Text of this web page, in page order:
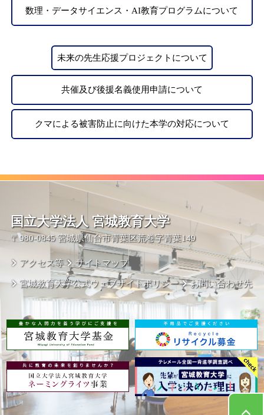
数理・データサイエンス・AI教育プログラムについて
未来の先生応援プロジェクトについて
共催及び後援名義使用申請について
クマによる被害防止に向けた本学の対応について
国立大学法人 宮城教育大学
〒980-0845 宮城県仙台市青葉区荒巻字青葉149
アクセス等 サイトマップ
宮城教育大学公式ウェブサイトポリシー お問い合わせ先